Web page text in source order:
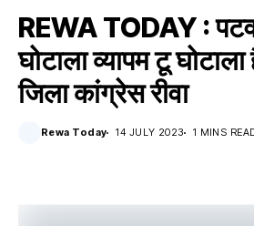
REWA TODAY :
घोटाला व्यापम टू घोटाला
जिला कांग्रेस रीवा
Rewa Today 14 JULY 2023 1 MINS